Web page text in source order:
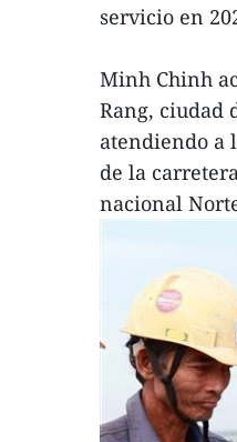
servicio en
Minh Chinh
Rang, ciudad
atendiendo a
de la
nacional